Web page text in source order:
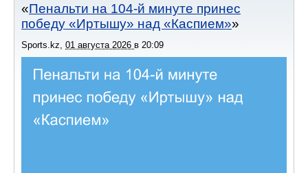
Пенальти на 104-й минуте принес
победу «Иртышу» над «Каспием»
Sports.kz 01 августа 2026 в 20:09